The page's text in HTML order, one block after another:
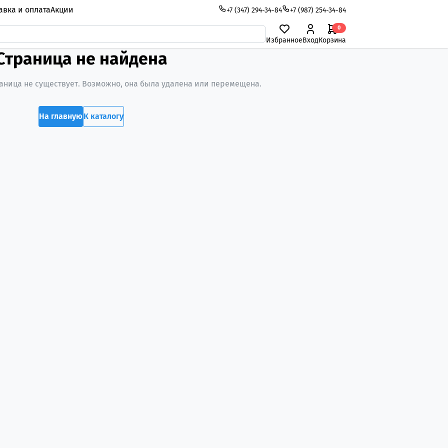
и оплатаАкции +7 (347) 294-34-84 +7 (987) 254-34-84
ИзбранноеВход
0
Корзина
не найдена
не существует. Возможно, она была удалена или перемещена.
На главнуюК каталогу